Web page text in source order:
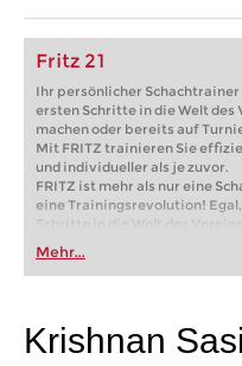
Fritz 21
Ihr persönlicher Schachtrainer
ersten Schritte in die Welt des
machen oder bereits auf
Mit FRITZ trainieren Sie
und individueller als je zuvor.
FRITZ ist mehr als nur eine
eine Trainingsrevolution!
Schritte in die Welt des
oder bereits auf Turnierniveau
FRITZ trainieren Sie
individueller als je zuvor.
Mehr...
Krishnan